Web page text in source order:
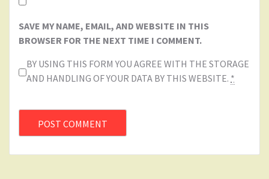
SAVE MY NAME, EMAIL, AND WEBSITE IN THIS
BROWSER FOR THE NEXT TIME I COMMENT.
BY USING THIS FORM YOU AGREE WITH THE STORAGE
AND HANDLING OF YOUR DATA BY THIS WEBSITE. *